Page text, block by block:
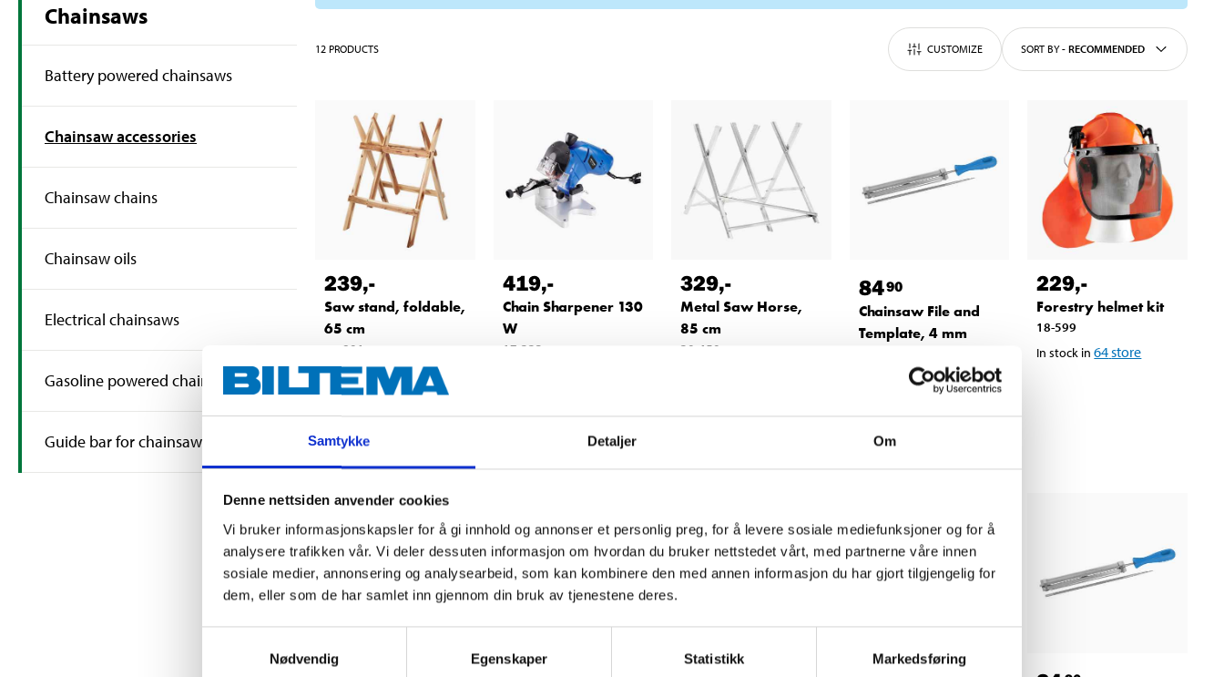
Samtykke Detaljer Om
Denne nettsiden anvender cookies
Vi bruker informasjonskapsler for å gi innhold og annonser et personlig preg, for å levere sosiale mediefunksjoner og for å
analysere trafikken vår. Vi deler dessuten informasjon om hvordan du bruker nettstedet vårt, med partnerne våre innen
sosiale medier, annonsering og analysearbeid, som kan kombinere den med annen informasjon du har gjort tilgjengelig for
dem, eller som de har samlet inn gjennom din bruk av tjenestene deres.
Nødvendig
Egenskaper Statistikk Markedsføring
Chainsaws
Battery powered chainsaws
Chainsaw accessories
Chainsaw chains
Chainsaw oils
Electrical chainsaws
Gasoline powered chainsaws
Guide bar for chainsaws
12 PRODUCTS CUSTOMIZE SORT BY- RECOMMENDED
239,-
Saw stand, foldable,
65 cm
14-891
In stock in 64 store
419,-
Chain Sharpener 130
W
17-223
329,-
Metal Saw Horse,
85 cm
20-450
8490
Chainsaw File and
Template, 4 mm
In stock in66store
229,-
Forestry helmet kit
18-599
In stock in 64store